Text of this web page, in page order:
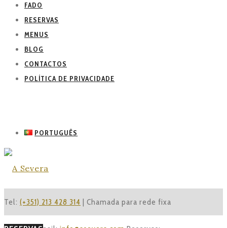
FADO
RESERVAS
MENUS
BLOG
CONTACTOS
POLÍTICA DE PRIVACIDADE
PORTUGUÊS
Tel: (+351) 213 428 314 | Chamada para rede fixa